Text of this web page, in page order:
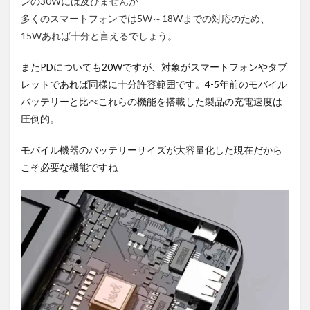
多くのスマートフォンでは5W～18Wまでの対応のため、
15Wあれば十分と言えるでしょう。
またPDについても20Wですが、対象がスマートフォンやタブ
レットであれば同様に十分許容範囲です。4-5年前のモバイル
バッテリーと比べこれらの機能を搭載した製品の充電速度は
圧倒的。
モバイル機器のバッテリーサイズが大容量化した現在だから
こそ必要な機能ですね